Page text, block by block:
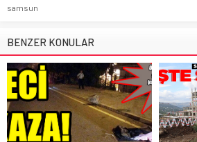
samsun
BENZER KONULAR